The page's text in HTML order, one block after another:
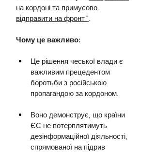
на кордоні та примусово
відправити на фронт".
Чому це важливо:
Це рішення чеської влади є
важливим прецедентом
боротьби з російською
пропагандою за кордоном.
Воно демонструє, що країни
ЄС не потерплятимуть
дезінформаційної діяльності,
спрямованої на підрив